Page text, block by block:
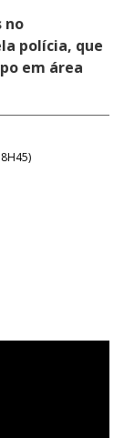
no
polícia, que
em área
)